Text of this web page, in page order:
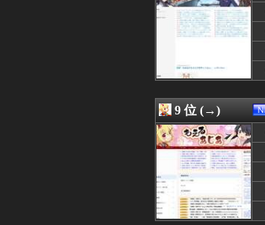
08/08 09:00
08/08 09:00
08/08 09:00
08/08 08:50
08/08 08:48
08/08 08:29
08/08 08:28
08/08 08:23
08/08 08:20
08/08 08:13
08/08 08:12
08/08 08:07
08/08 08:05
08/08 08:01
9 位 (→)